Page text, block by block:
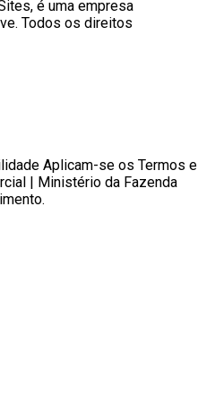
é uma empresa
Todos os direitos
Aplicam-se os Termos e
| Ministério da Fazenda